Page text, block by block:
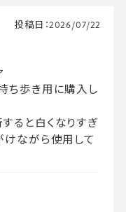
投稿日：2026/07/22
ち歩き用に購入し
ると白くなりすぎ
けながら使用して